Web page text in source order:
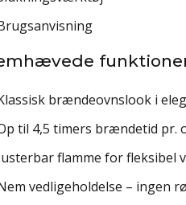
brændeovnslook i
til 4,5 timers brændetid pr.
flamme for fleksibel
vedligeholdelse – ingen